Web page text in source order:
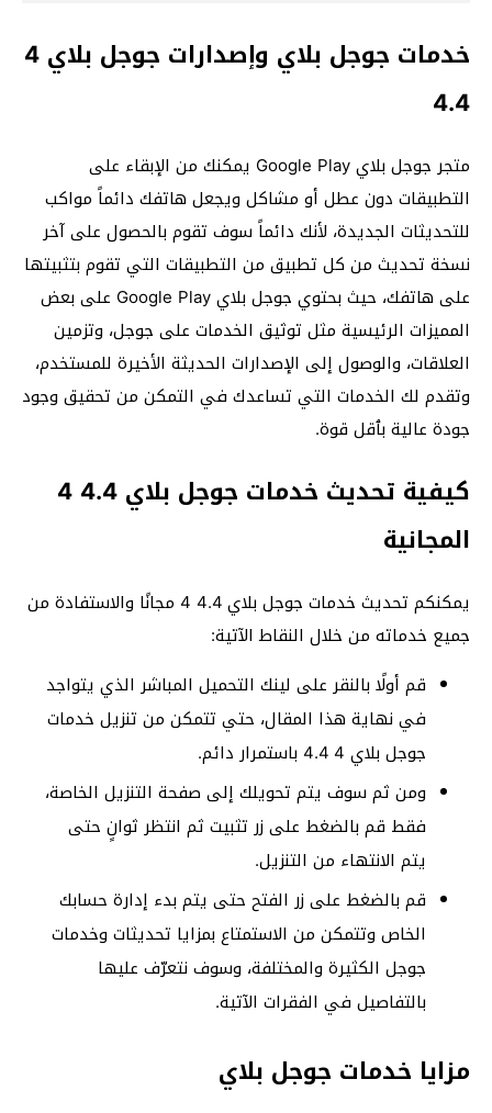
خدمات جوجل بلاي وإصدارات جوجل بلاي 4
4.4
متجر جوجل بلاي Google Play يمكنك من الإبقاء على
التطبيقات دون عطل أو مشاكل ويجعل هاتفك دائماً مواكب
للتحديثات الجديدة، لأنك دائماً سوف تقوم بالحصول على آخر
نسخة تحديث من كل تطبيق من التطبيقات التي تقوم بتثبيتها
على هاتفك، حيث بحتوي جوجل بلاي Google Play على بعض
المميزات الرئيسية مثل توثيق الخدمات على جوجل، وتزمين
العلاقات، والوصول إلى الإصدارات الحديثة الأخيرة للمستخدم،
وتقدم لك الخدمات التي تساعدك في التمكن من تحقيق وجود
جودة عالية بٱقل قوة.
كيفية تحديث خدمات جوجل بلاي 4.4 4
المجانية
يمكنكم تحديث خدمات جوجل بلاي 4.4 4 مجانًا والاستفادة من
جميع خدماته من خلال النقاط الآتية:
قم أولًا بالنقر على لينك التحميل المباشر الذي يتواجد
في نهاية هذا المقال، حتي تتمكن من تنزيل خدمات
جوجل بلاي 4 4.4 باستمرار دائم.
ومن ثم سوف يتم تحويلك إلى صفحة التنزيل الخاصة،
فقط قم بالضغط على زر تثبيت ثم انتظر ثوانٍ حتى
يتم الانتهاء من التنزيل.
قم بالضغط على زر الفتح حتى يتم بدء إدارة حسابك
الخاص وتتمكن من الاستمتاع بمزايا تحديثات وخدمات
جوجل الكثيرة والمختلفة، وسوف نتعرّف عليها
بالتفاصيل في الفقرات الآتية.
مزايا خدمات جوجل بلاي